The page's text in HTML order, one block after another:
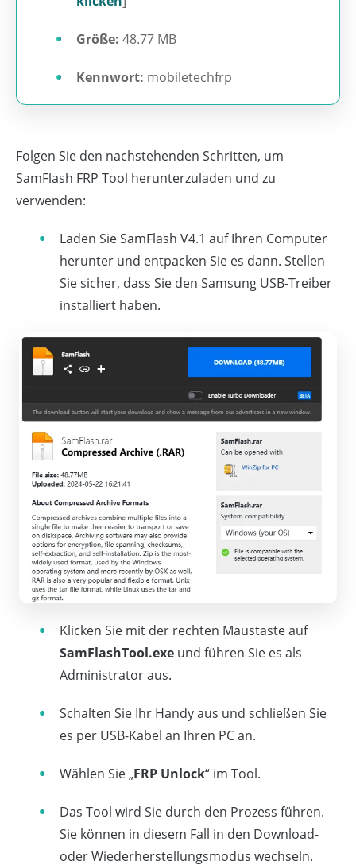
Größe: 48.77 MB
Kennwort: mobiletechfrp
Folgen Sie den nachstehenden Schritten, um
SamFlash FRP Tool herunterzuladen und zu
verwenden:
Laden Sie SamFlash V4.1 auf Ihren Computer
herunter und entpacken Sie es dann. Stellen
Sie sicher, dass Sie den Samsung USB-Treiber
installiert haben.
Klicken Sie mit der rechten Maustaste auf
SamFlashTool.exe und führen Sie es als
Administrator aus.
Schalten Sie Ihr Handy aus und schließen Sie
es per USB-Kabel an Ihren PC an.
Wählen Sie „FRP Unlock“ im Tool.
Das Tool wird Sie durch den Prozess führen.
Sie können in diesem Fall in den Download-
oder Wiederherstellungsmodus wechseln.